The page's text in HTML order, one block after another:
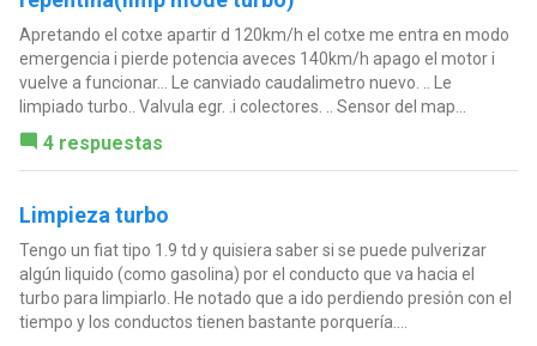
Apretando el cotxe apartir d 120km/h el cotxe me entra en modo
emergencia i pierde potencia aveces 140km/h apago el motor i
vuelve a funcionar... Le canviado caudalimetro nuevo. .. Le
limpiado turbo.. Valvula egr. .i colectores. .. Sensor del map...
4 respuestas
Limpieza turbo
Tengo un fiat tipo 1.9 td y quisiera saber si se puede pulverizar
algún liquido (como gasolina) por el conducto que va hacia el
turbo para limpiarlo. He notado que a ido perdiendo presión con el
tiempo y los conductos tienen bastante porquería....